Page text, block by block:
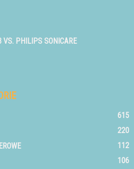
VS. PHILIPS SONICARE
615
220
112
106